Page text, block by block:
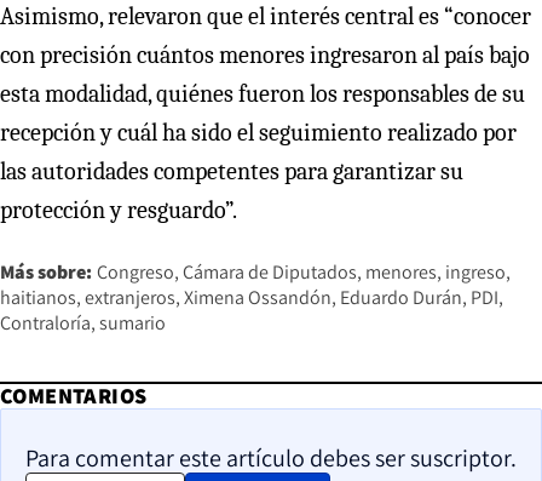
Asimismo, relevaron que el interés central es “conocer
con precisión cuántos menores ingresaron al país bajo
esta modalidad, quiénes fueron los responsables de su
recepción y cuál ha sido el seguimiento realizado por
las autoridades competentes para garantizar su
protección y resguardo”.
Más sobre: Congreso Cámara de Diputados menores ingreso
haitianos extranjeros Ximena Ossandón Eduardo Durán PDI
Contraloría sumario
COMENTARIOS
Para comentar este artículo debes ser suscriptor.